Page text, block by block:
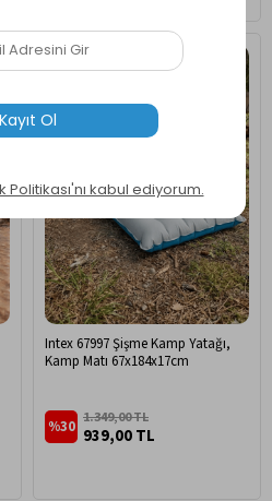
Intex 67997 Şişme Kamp Yatağı,
Kamp Matı 67x184x17cm
939,00 TL
1.349,00 TL
%30